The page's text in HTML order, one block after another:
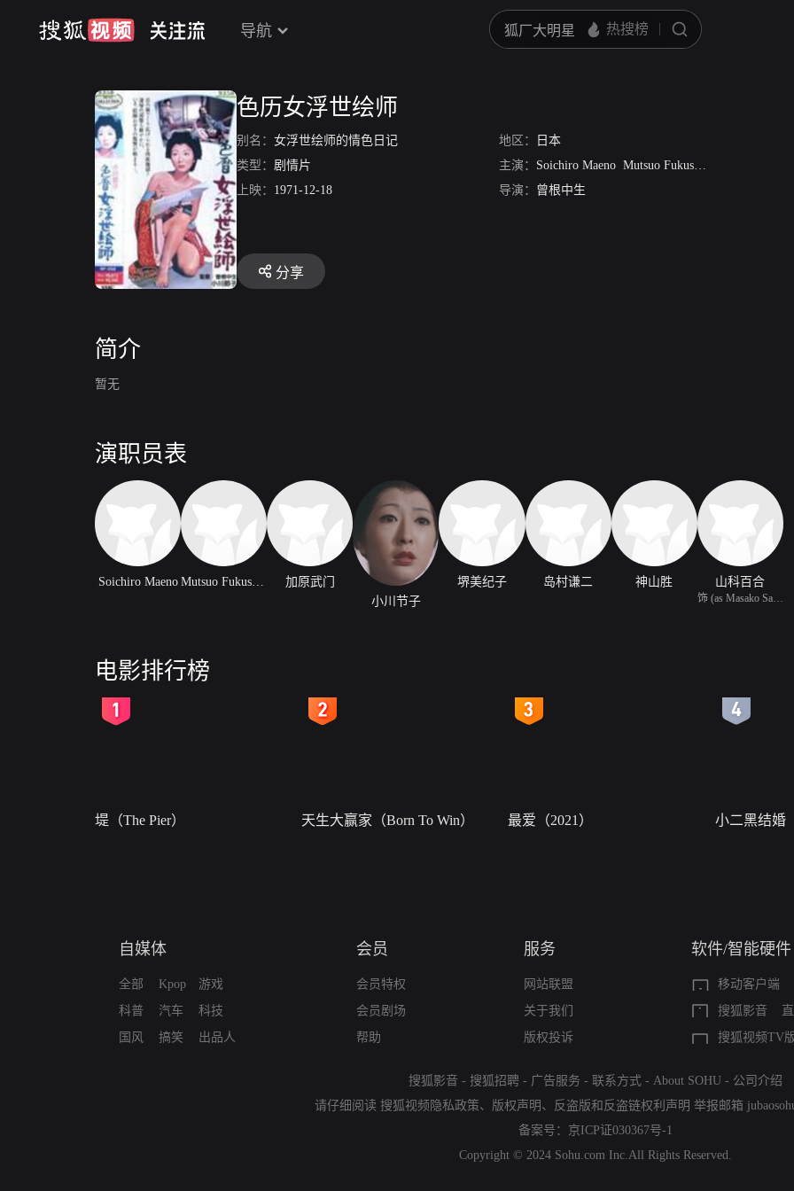
导航
色历女浮世绘师
别名： 女浮世绘师的情色日记 地区：
日本
类型： 剧情片 主演： Soichiro Maeno Mutsuo Fukushima
上映： 1971-12-18 导演： 曾根中生
分享
简介
暂无
演职员表
Soichiro Maeno Mutsuo Fukushima
加原武门
小川节子
堺美纪子 岛村谦二 神山胜 山科百合
饰 (as Masako Saga)
电影排行榜
堤（The Pier） 天生大赢家（Born To Win） 最爱（2021） 小二黑结婚
自媒体
全部
科普
国风
Kpop
汽车
搞笑
游戏
科技
出品人
会员
会员特权
会员剧场
帮助
服务
网站联盟
关于我们
版权投诉
软件/智能硬件
移动客户端
搜狐影音
搜狐视频TV
搜狐影音 - 搜狐招聘 - 广告服务 - 联系方式 - About SOHU - 公司介绍
请仔细阅读 搜狐视频隐私政策、 版权声明 、 反盗版和反盗链权利声明 举报邮箱
备案号： 京ICP证030367号-1
Copyright © 2024 Sohu.com Inc.All Rights Reserved.